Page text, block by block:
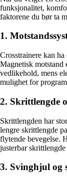
funksjonalitet,
faktorene du bør ta
1.
Crosstrainere kan
Magnetisk motstand
vedlikehold, mens
mulighet for
2. Skrittlengde
Skrittlengden har
lengre skrittlengde
flytende bevegelse.
justerbar
3. Svinghjul og